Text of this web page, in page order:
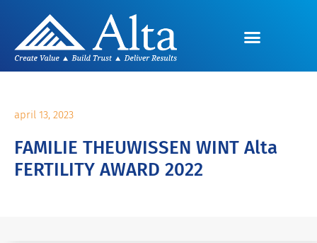
april 13, 2023
FAMILIE THEUWISSEN WINT Alta
FERTILITY AWARD 2022